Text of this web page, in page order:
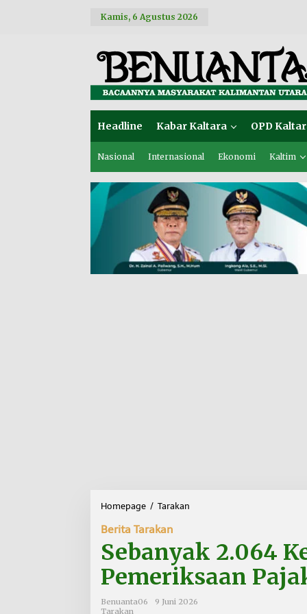
Kamis, 6 Agustus 2026
Headline Kabar Kaltara OPD
Nasional Internasional Ekonomi Kaltim
Homepage / Tarakan
n
a
2
Berita Tarakan
Sebanyak 2.064
Pemeriksaan
Benuanta06
9 Juni 2026
Tarakan